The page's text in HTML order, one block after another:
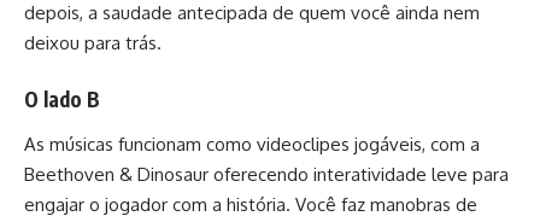
depois, a saudade antecipada de quem você ainda nem
deixou para trás.
O lado B
As músicas funcionam como videoclipes jogáveis, com a
Beethoven & Dinosaur oferecendo interatividade leve para
engajar o jogador com a história. Você faz manobras de